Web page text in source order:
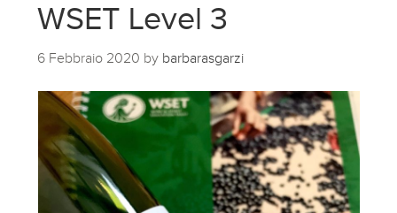
WSET Level 3
6 Febbraio 2020 by barbarasgarzi